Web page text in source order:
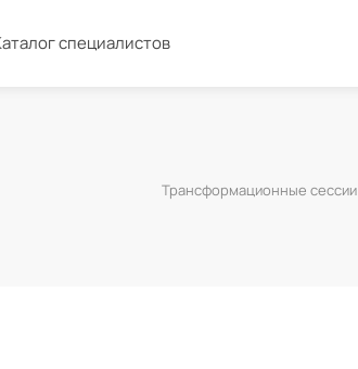
специалистов
Трансформационные сессии